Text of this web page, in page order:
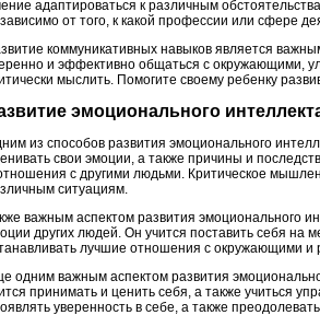
адаптироваться к различным
от того, к какой профессии или сфере
коммуникативных навыков является
и эффективно общаться с окружающими,
мыслить. Помогите своему ребенку
эмоционального
из способов развития эмоционального
свои эмоции, а также причины и
с другими людьми. Критическое
ситуациям.
важным аспектом развития эмоционального
других людей. Он учится поставить себя на
лучшие отношения с окружающими
одним важным аспектом развития
принимать и ценить себя, а также учиться
уверенность в себе, а также